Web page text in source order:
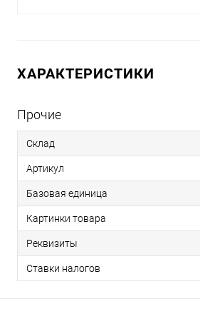
ХАРАКТЕРИСТИКИ
Прочие
Склад
Артикул
Базовая единица
Картинки товара
Реквизиты
Ставки налогов